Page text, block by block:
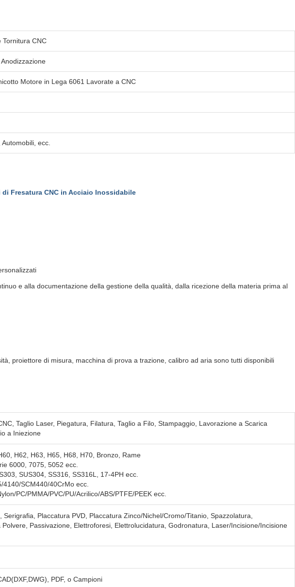
Tornitura CNC
Motore in Lega 6061 Lavorate a CNC
ecc.
Fresatura CNC in Acciaio Inossidabile
e alla documentazione della gestione della qualità, dalla ricezione della materia prima al
proiettore di misura, macchina di prova a trazione, calibro ad aria sono tutti disponibili
Taglio Laser, Piegatura, Filatura, Taglio a Filo, Stampaggio, Lavorazione a Scarica
a Iniezione
H62, H63, H65, H68, H70, Bronzo, Rame
6000, 7075, 5052 ecc.
SUS304, SS316, SS316L, 17-4PH ecc.
4140/SCM440/40CrMo ecc.
PC/PMMA/PVC/PU/Acrilico/ABS/PTFE/PEEK ecc.
Placcatura PVD, Placcatura Zinco/Nichel/Cromo/Titanio, Spazzolatura,
Passivazione, Elettroforesi, Elettrolucidatura, Godronatura, Laser/Incisione/Incisione
PDF, o Campioni